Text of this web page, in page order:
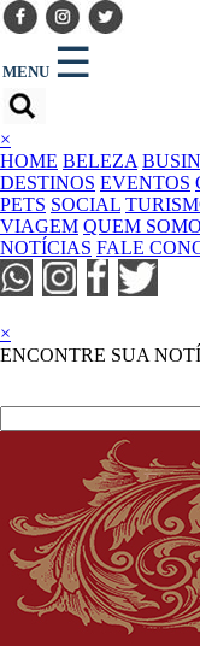
MENU ☰
×
HOME BELEZA
DESTINOS EVENTOS
PETS SOCIAL
VIAGEM QUEM
NOTÍCIAS FALE
×
ENCONTRE SUA